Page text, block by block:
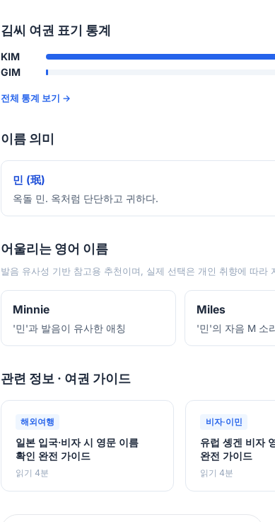
김씨 여권 표기 통계
KIM
GIM
전체 통계 보기 →
이름 의미
민 (珉)
옥돌 민. 옥처럼 단단하고 귀하다.
어울리는 영어 이름
발음 유사성 기반 참고용 추천이며, 실제 선택은 개인 취향에 따라
Minnie
'민'과 발음이 유사한 애칭
Miles
'민'의 자음 M 소
관련 정보 · 여권 가이드
해외여행
일본 입국·비자 시 영문 이름
확인 완전 가이드
읽기 4분
비자·이민
유럽 솅겐 비자
완전 가이드
읽기 4분